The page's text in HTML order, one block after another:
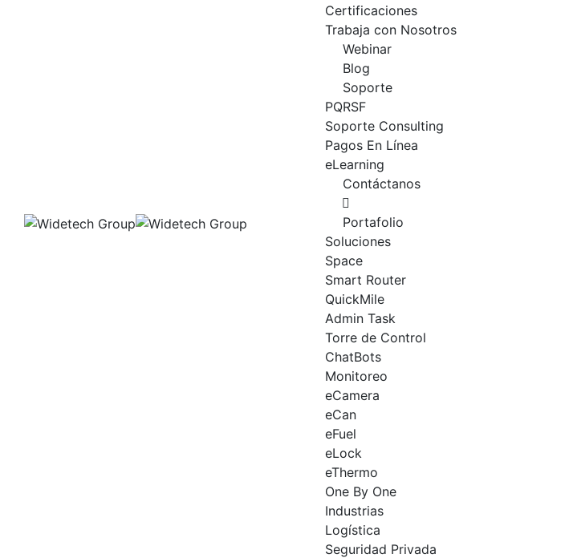
Certificaciones
Trabaja con Nosotros
Webinar
Blog
Soporte
PQRSF
Soporte Consulting
Pagos En Línea
eLearning
Contáctanos
Portafolio
Soluciones
Space
Smart Router
QuickMile
Admin Task
Torre de Control
ChatBots
Monitoreo
eCamera
eCan
eFuel
eLock
eThermo
One By One
Industrias
Logística
Seguridad Privada